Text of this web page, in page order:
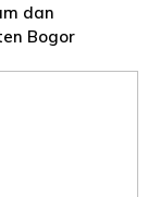
dan
Bogor